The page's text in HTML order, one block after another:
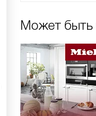
Может быть